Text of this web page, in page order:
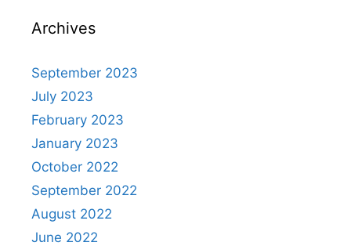
Archives
September 2023
July 2023
February 2023
January 2023
October 2022
September 2022
August 2022
June 2022